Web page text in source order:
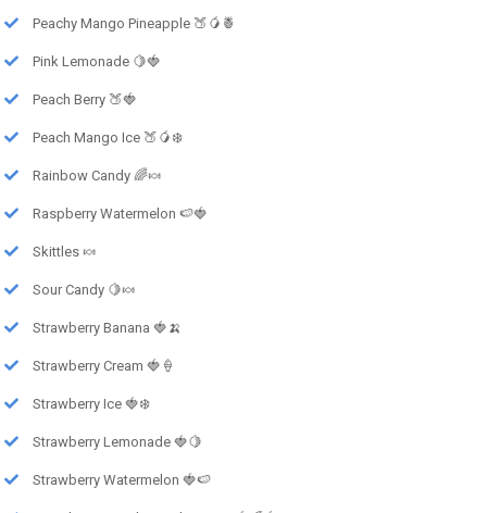
Peachy Mango Pineapple 🍑🥭🍍
Pink Lemonade 🍋🍓
Peach Berry 🍑🍓
Peach Mango Ice 🍑🥭❄️
Rainbow Candy 🌈🍬
Raspberry Watermelon 🍉🍓
Skittles 🍬
Sour Candy 🍋🍬
Strawberry Banana 🍓🍌
Strawberry Cream 🍓🍦
Strawberry Ice 🍓❄️
Strawberry Lemonade 🍓🍋
Strawberry Watermelon 🍓🍉